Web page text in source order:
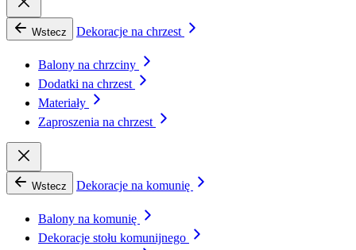
Wstecz Dekoracje na chrzest
Balony na chrzciny
Dodatki na chrzest
Materiały
Zaproszenia na chrzest
Wstecz Dekoracje na komunię
Balony na komunię
Dekoracje stołu komunijnego